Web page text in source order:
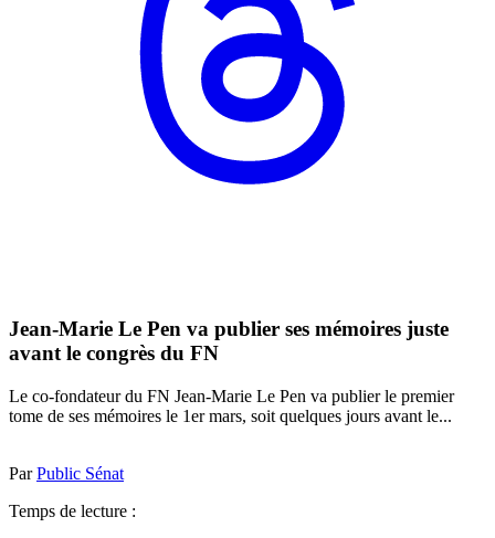
Jean-Marie Le Pen va publier ses mémoires juste
avant le congrès du FN
Le co-fondateur du FN Jean-Marie Le Pen va publier le premier
tome de ses mémoires le 1er mars, soit quelques jours avant le...
ParPublic Sénat
Temps de lecture :